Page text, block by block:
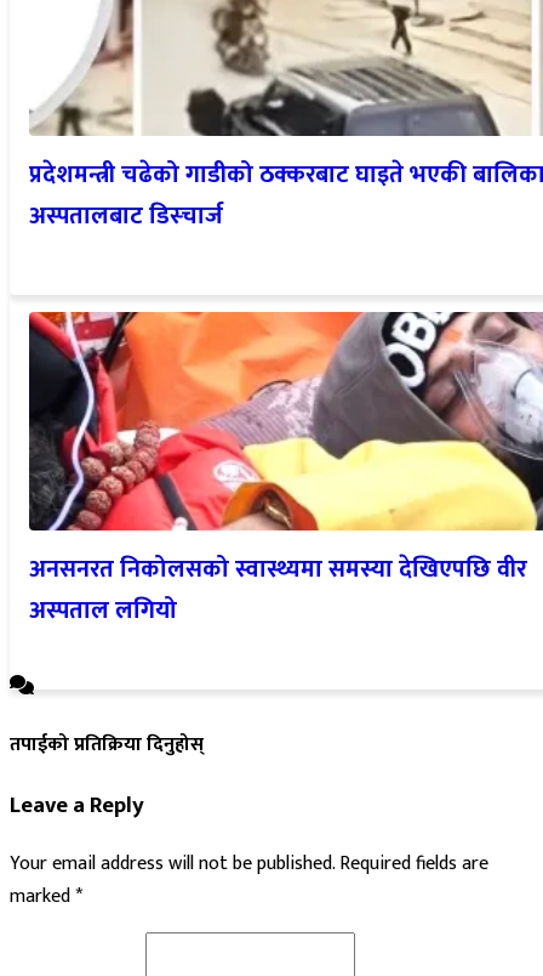
प्रदेशमन्त्री चढेको गाडीको ठक्करबाट घाइते भएकी
अस्पतालबाट डिस्चार्ज
अनसनरत निकोलसको स्वास्थ्यमा समस्या देखिएपछि वीर
अस्पताल लगियो
तपाईको प्रतिक्रिया दिनुहोस्
Leave a Reply
Your email address will not be published.Required fields are
marked*